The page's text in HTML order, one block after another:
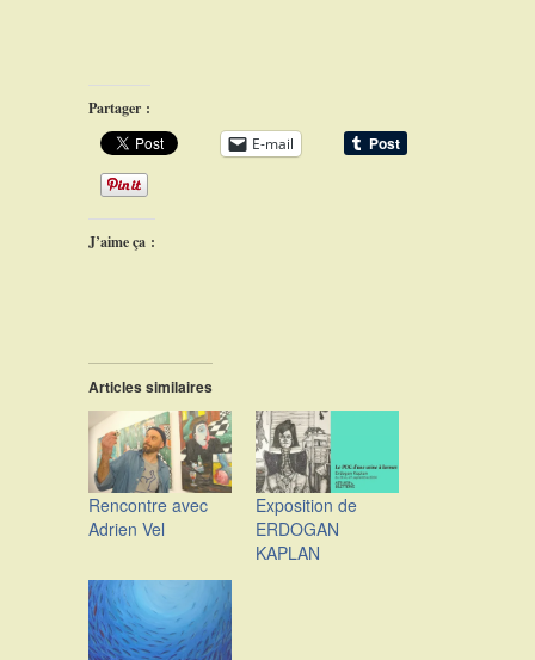
Partager :
E-mail
J’aime ça :
Articles similaires
Rencontre avec
Adrien Vel
Exposition de
ERDOGAN
KAPLAN